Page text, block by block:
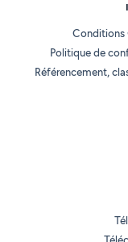
Conditions
Politique de
Référencement,